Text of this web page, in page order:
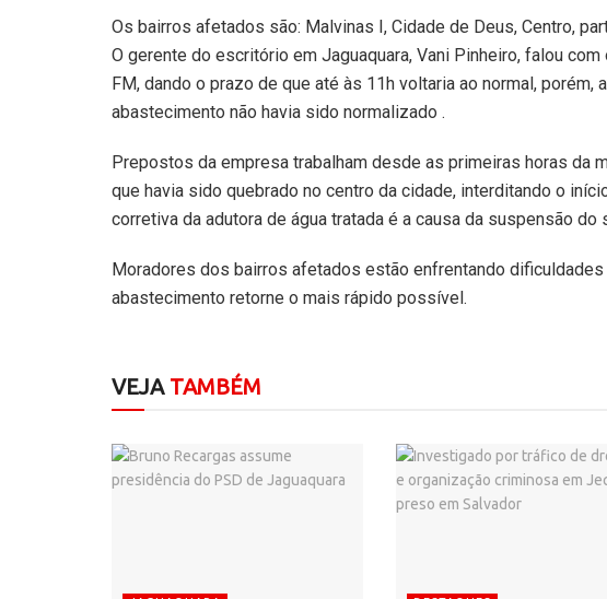
Os bairros afetados são: Malvinas I, Cidade de Deus, Centro,
O gerente do escritório em Jaguaquara, Vani Pinheiro, falou
FM, dando o prazo de que até às 11h voltaria ao normal, porém,
abastecimento não havia sido normalizado .
Prepostos da empresa trabalham desde as primeiras horas da
que havia sido quebrado no centro da cidade, interditando o
corretiva da adutora de água tratada é a causa da suspensão do
Moradores dos bairros afetados estão enfrentando dificuldades
abastecimento retorne o mais rápido possível.
VEJATAMBÉM